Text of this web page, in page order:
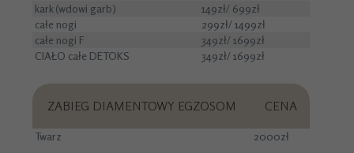
kark (wdowi garb)
149zł/ 699zł
całe nogi
299zł/ 1499zł
całe nogi F
349zł/ 1699zł
CIAŁO całe DETOKS
349zł/ 1699zł
ZABIEG DIAMENTOWY EGZOSOM CENA
Twarz 2000zł